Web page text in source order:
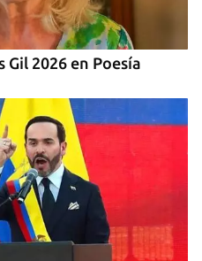
2026 en Poesía